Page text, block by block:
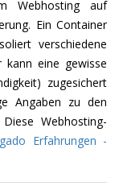
Webhosting auf
Ein Container
verschiedene
kann eine gewisse
zugesichert
Angaben zu den
Webhosting-
Erfahrungen -